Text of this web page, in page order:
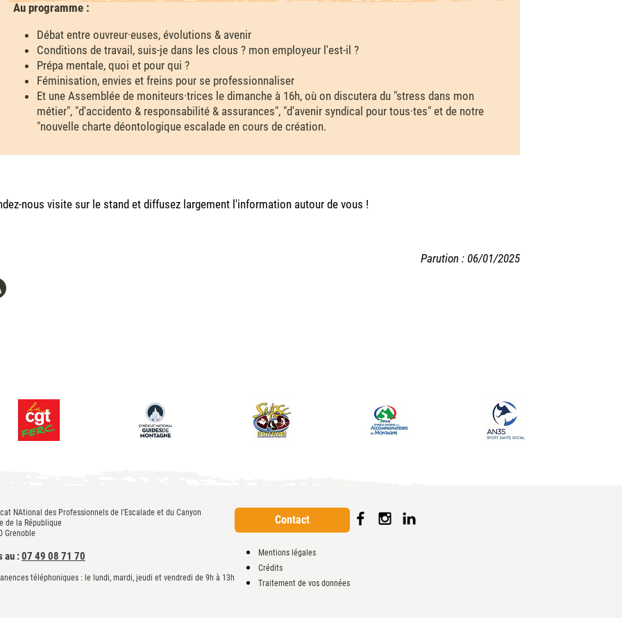
Au programme :
Débat entre ouvreur·euses, évolutions & avenir
Conditions de travail, suis-je dans les clous ? mon employeur l'est-il ?
Prépa mentale, quoi et pour qui ?
Féminisation, envies et freins pour se professionnaliser
Et une Assemblée de moniteurs·trices le dimanche à 16h, où on discutera du "stress dans mon
métier", "d'accidento & responsabilité & assurances", "d'avenir syndical pour tous·tes" et de notre
"nouvelle charte déontologique escalade en cours de création.
nous visite sur le stand et diffusez largement l'information autour de vous !
Parution : 06/01/2025
NAtional des Professionnels de l'Escalade et du Canyon
de la République
Grenoble
au :07 49 08 71 70
téléphoniques : le lundi, mardi, jeudi et vendredi de 9h à 13h
Contact
Mentions légales
Crédits
Traitement de vos données